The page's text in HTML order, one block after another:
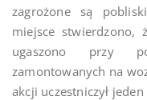
zagrożone są
miejsce stwierdzono,
ugaszono przy
zamontowanych na
akcji uczestniczył